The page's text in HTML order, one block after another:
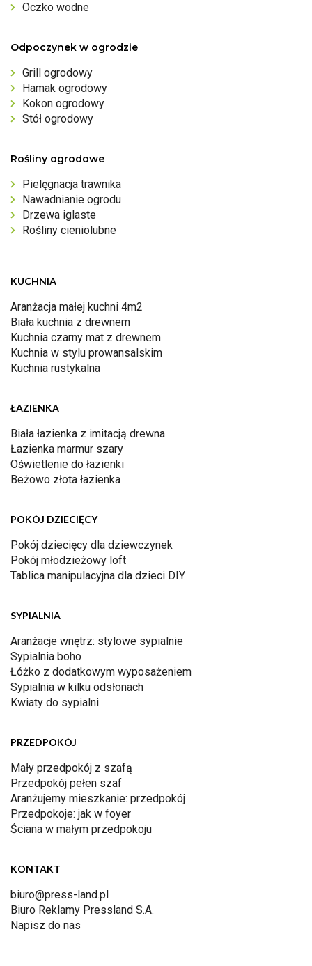
Oczko wodne
Odpoczynek w ogrodzie
Grill ogrodowy
Hamak ogrodowy
Kokon ogrodowy
Stół ogrodowy
Rośliny ogrodowe
Pielęgnacja trawnika
Nawadnianie ogrodu
Drzewa iglaste
Rośliny cieniolubne
KUCHNIA
Aranżacja małej kuchni 4m2
Biała kuchnia z drewnem
Kuchnia czarny mat z drewnem
Kuchnia w stylu prowansalskim
Kuchnia rustykalna
ŁAZIENKA
Biała łazienka z imitacją drewna
Łazienka marmur szary
Oświetlenie do łazienki
Beżowo złota łazienka
POKÓJ DZIECIĘCY
Pokój dziecięcy dla dziewczynek
Pokój młodzieżowy loft
Tablica manipulacyjna dla dzieci DIY
SYPIALNIA
Aranżacje wnętrz: stylowe sypialnie
Sypialnia boho
Łóżko z dodatkowym wyposażeniem
Sypialnia w kilku odsłonach
Kwiaty do sypialni
PRZEDPOKÓJ
Mały przedpokój z szafą
Przedpokój pełen szaf
Aranżujemy mieszkanie: przedpokój
Przedpokoje: jak w foyer
Ściana w małym przedpokoju
KONTAKT
biuro@press-land.pl
Biuro Reklamy Pressland S.A.
Napisz do nas